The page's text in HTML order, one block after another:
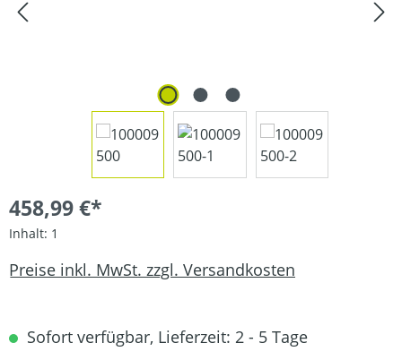
458,99 €*
Inhalt: 1
Preise inkl. MwSt. zzgl. Versandkosten
Sofort verfügbar, Lieferzeit: 2 - 5 Tage